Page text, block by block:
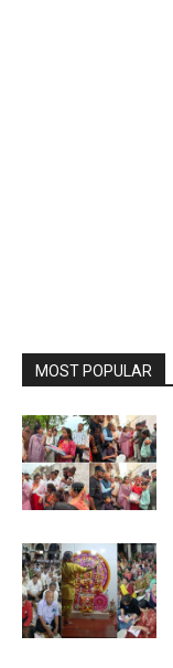
MOST POPULAR